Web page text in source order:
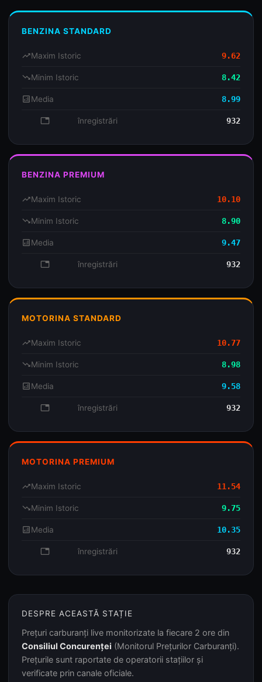
BENZINA STANDARD
trending_upMaxim Istoric 9.62
trending_downMinim Istoric 8.42
analyticsMedia 8.99
database înregistrări 932
BENZINA PREMIUM
trending_upMaxim Istoric 10.10
trending_downMinim Istoric 8.90
analyticsMedia 9.47
database înregistrări 932
MOTORINA STANDARD
trending_upMaxim Istoric 10.77
trending_downMinim Istoric 8.98
analyticsMedia 9.58
database înregistrări 932
MOTORINA PREMIUM
trending_upMaxim Istoric 11.54
trending_downMinim Istoric 9.75
analyticsMedia 10.35
database înregistrări 932
DESPRE ACEASTĂ STAȚIE
Prețuri carburanți live monitorizate la fiecare 2 ore din
Consiliul Concurenței (Monitorul Prețurilor Carburanți).
Prețurile sunt raportate de operatorii stațiilor și
verificate prin canale oficiale.